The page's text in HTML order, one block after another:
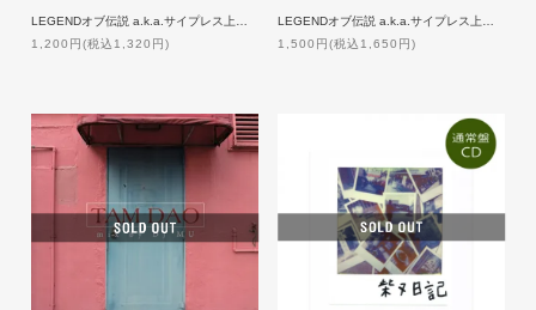
1,200円(税込1,320円)
1,500円(税込1,650円)